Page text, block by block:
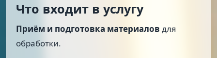
Что входит в услугу
Приём и подготовка материалов для
обработки.